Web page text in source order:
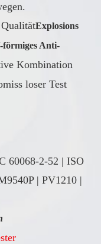
Explosions
förmiges Anti-
Kombination
loser Test
60068-2-52 | ISO
| PV1210 |